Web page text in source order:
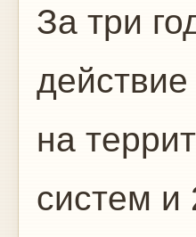
За три
на
си­стем и